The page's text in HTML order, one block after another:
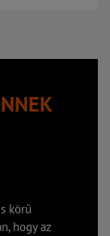
körű
hogy az